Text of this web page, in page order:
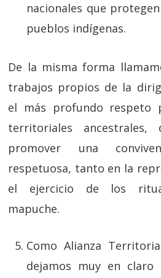
nacionales que
pueblos indígenas.
De la misma forma
trabajos propios de la
el más profundo respeto
territoriales
promover una
respetuosa, tanto en la
el ejercicio de los
mapuche.
Como Alianza
dejamos muy en claro